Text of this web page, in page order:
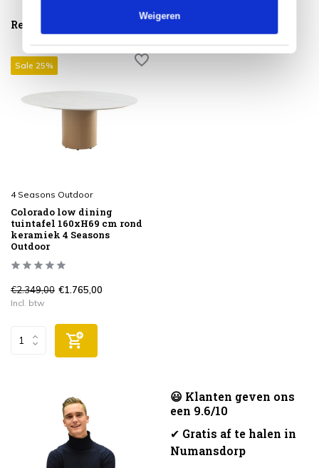
Weigeren
Reeds bekeken
Sale 25%
4 Seasons Outdoor
Colorado low dining
tuintafel 160xH69 cm rond
keramiek 4 Seasons
Outdoor
€2.349,00 €1.765,00
Incl. btw
😃 Klanten geven ons
een 9.6/10
✔ Gratis af te halen in
Numansdorp